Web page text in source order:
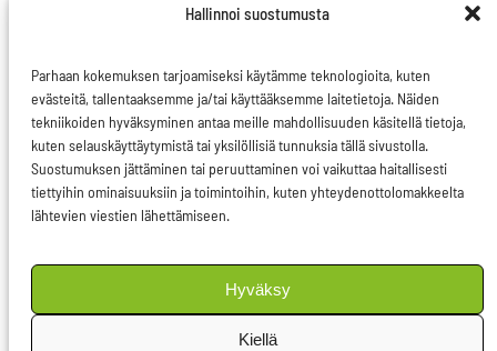
Hallinnoi suostumusta
Parhaan kokemuksen tarjoamiseksi käytämme teknologioita, kuten
evästeitä, tallentaaksemme ja/tai käyttääksemme laitetietoja. Näiden
tekniikoiden hyväksyminen antaa meille mahdollisuuden käsitellä tietoja,
kuten selauskäyttäytymistä tai yksilöllisiä tunnuksia tällä sivustolla.
Suostumuksen jättäminen tai peruuttaminen voi vaikuttaa haitallisesti
tiettyihin ominaisuuksiin ja toimintoihin, kuten yhteydenottolomakkeelta
lähtevien viestien lähettämiseen.
Hyväksy
Kiellä
alaisuuteen on
joka selvittää asiaa.
Täysistuntokeskustelun
aikana tuli esiin
ehdotus siitä, että
myös parlamentin
kansalaisvapauksien